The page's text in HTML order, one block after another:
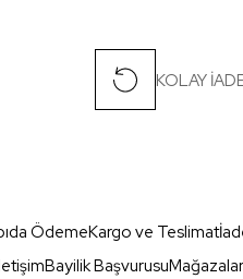
KOLAY
ÖdemeKargo ve Teslimat
Bayilik BaşvurusuMağazalar